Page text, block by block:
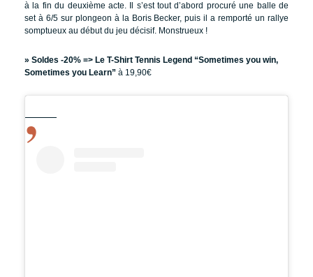
à la fin du deuxième acte. Il s’est tout d’abord procuré une balle de
set à 6/5 sur plongeon à la Boris Becker, puis il a remporté un rallye
somptueux au début du jeu décisif. Monstrueux !
» Soldes -20% => Le T-Shirt Tennis Legend “Sometimes you win,
Sometimes you Learn” à 19,90€